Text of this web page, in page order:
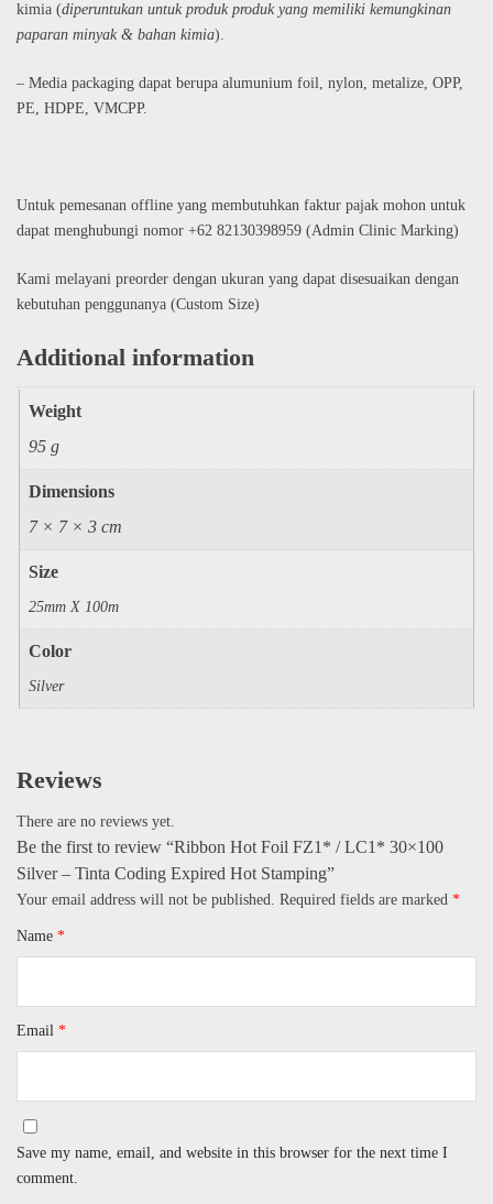
kimia (diperuntukan untuk produk produk yang memiliki kemungkinan
paparan minyak & bahan kimia).
– Media packaging dapat berupa alumunium foil, nylon, metalize, OPP,
PE, HDPE, VMCPP.
Untuk pemesanan offline yang membutuhkan faktur pajak mohon untuk
dapat menghubungi nomor +62 82130398959 (Admin Clinic Marking)
Kami melayani preorder dengan ukuran yang dapat disesuaikan dengan
kebutuhan penggunanya (Custom Size)
Additional information
Weight
95 g
Dimensions
7 × 7 × 3 cm
Size
25mm X 100m
Color
Silver
Reviews
There are no reviews yet.
Be the first to review “Ribbon Hot Foil FZ1* / LC1* 30×100
Silver – Tinta Coding Expired Hot Stamping”
Your email address will not be published. Required fields are marked *
Name *
Email *
Save my name, email, and website in this browser for the next time I
comment.